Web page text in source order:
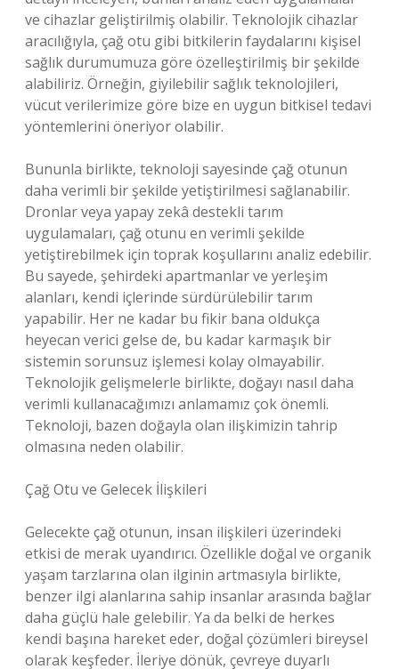
ve cihazlar geliştirilmiş olabilir. Teknolojik cihazlar
aracılığıyla, çağ otu gibi bitkilerin faydalarını kişisel
sağlık durumumuza göre özelleştirilmiş bir şekilde
alabiliriz. Örneğin, giyilebilir sağlık teknolojileri,
vücut verilerimize göre bize en uygun bitkisel tedavi
yöntemlerini öneriyor olabilir.
Bununla birlikte, teknoloji sayesinde çağ otunun
daha verimli bir şekilde yetiştirilmesi sağlanabilir.
Dronlar veya yapay zekâ destekli tarım
uygulamaları, çağ otunu en verimli şekilde
yetiştirebilmek için toprak koşullarını analiz edebilir.
Bu sayede, şehirdeki apartmanlar ve yerleşim
alanları, kendi içlerinde sürdürülebilir tarım
yapabilir. Her ne kadar bu fikir bana oldukça
heyecan verici gelse de, bu kadar karmaşık bir
sistemin sorunsuz işlemesi kolay olmayabilir.
Teknolojik gelişmelerle birlikte, doğayı nasıl daha
verimli kullanacağımızı anlamamız çok önemli.
Teknoloji, bazen doğayla olan ilişkimizin tahrip
olmasına neden olabilir.
Çağ Otu ve Gelecek İlişkileri
Gelecekte çağ otunun, insan ilişkileri üzerindeki
etkisi de merak uyandırıcı. Özellikle doğal ve organik
yaşam tarzlarına olan ilginin artmasıyla birlikte,
benzer ilgi alanlarına sahip insanlar arasında bağlar
daha güçlü hale gelebilir. Ya da belki de herkes
kendi başına hareket eder, doğal çözümleri bireysel
olarak keşfeder. İleriye dönük, çevreye duyarlı